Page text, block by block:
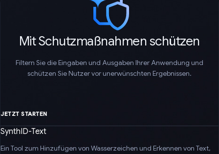
Mit Schutzmaßnahmen schützen
Filtern Sie die Eingaben und Ausgaben Ihrer Anwendung und
schützen Sie Nutzer vor unerwünschten Ergebnissen.
JETZT STARTEN
SynthID-Text
Ein Tool zum Hinzufügen von Wasserzeichen und Erkennen von Text,